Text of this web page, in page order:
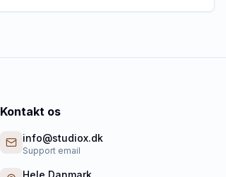
Kontakt os
info@studiox.dk
Support email
Hele Danmark